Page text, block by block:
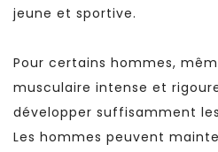
jeune et sportive.
Pour certains hommes,
musculaire intense et
développer suffisamment
Les hommes peuvent